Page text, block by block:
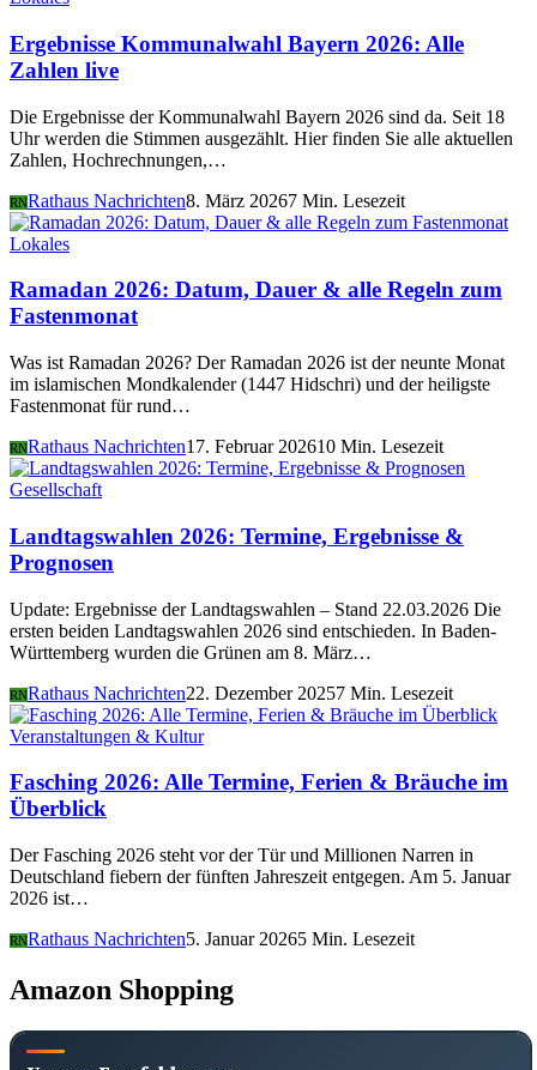
Ergebnisse Kommunalwahl Bayern 2026: Alle
Zahlen live
Die Ergebnisse der Kommunalwahl Bayern 2026 sind da. Seit 18
Uhr werden die Stimmen ausgezählt. Hier finden Sie alle aktuellen
Zahlen, Hochrechnungen,…
RNRathaus Nachrichten8. März 20267 Min. Lesezeit
Lokales
Ramadan 2026: Datum, Dauer & alle Regeln zum
Fastenmonat
Was ist Ramadan 2026? Der Ramadan 2026 ist der neunte Monat
im islamischen Mondkalender (1447 Hidschri) und der heiligste
Fastenmonat für rund…
RNRathaus Nachrichten17. Februar 202610 Min. Lesezeit
Gesellschaft
Landtagswahlen 2026: Termine, Ergebnisse &
Prognosen
Update: Ergebnisse der Landtagswahlen – Stand 22.03.2026 Die
ersten beiden Landtagswahlen 2026 sind entschieden. In Baden-
Württemberg wurden die Grünen am 8. März…
RNRathaus Nachrichten22. Dezember 20257 Min. Lesezeit
Veranstaltungen & Kultur
Fasching 2026: Alle Termine, Ferien & Bräuche im
Überblick
Der Fasching 2026 steht vor der Tür und Millionen Narren in
Deutschland fiebern der fünften Jahreszeit entgegen. Am 5. Januar
2026 ist…
RNRathaus Nachrichten5. Januar 20265 Min. Lesezeit
Amazon Shopping